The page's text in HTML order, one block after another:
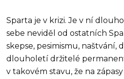
Sparta je v krizi. Je v ní
sebe neviděl od ostatních
skepse, pesimismu, naštvání,
dlouholetí držitelé
v takovém stavu, že na